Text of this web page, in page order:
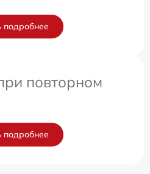
подробнее
повторном
подробнее